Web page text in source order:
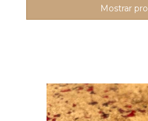
Mostrar